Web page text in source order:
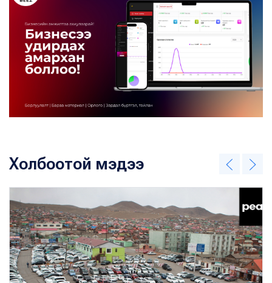
Холбоотой мэдээ